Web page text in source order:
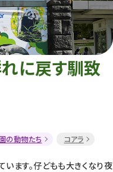
物園 植物園
生プラン
東山動植物園
への支援
境教育に戻す馴致
の動物たち コアラ
ます。仔どもも大きくなり夜